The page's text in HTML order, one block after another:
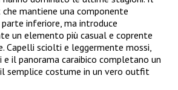
mantiene una componente
inferiore, ma introduce
un elemento più casual e coprente
Capelli sciolti e leggermente mossi,
e il panorama caraibico completano un
semplice costume in un vero outfit